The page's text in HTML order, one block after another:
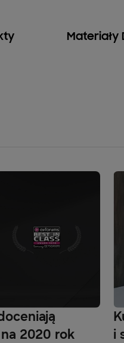
Materiały
2020 rok
i